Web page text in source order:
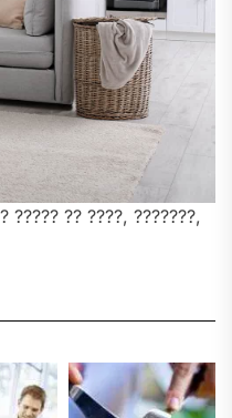
????? ?? ????, ???????,